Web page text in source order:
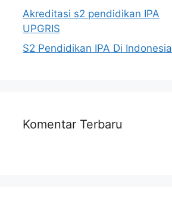
Akreditasi s2 pendidikan IPA
UPGRIS
S2 Pendidikan IPA Di Indonesia
Komentar Terbaru